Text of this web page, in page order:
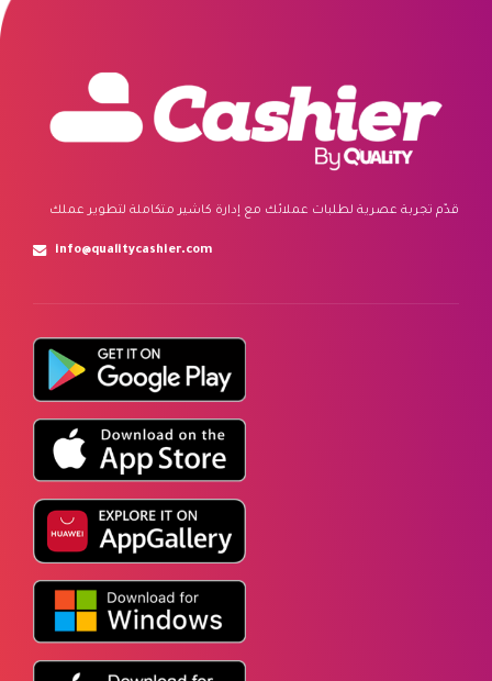
قدّم تجربة عصرية لطلبات عملائك مع إدارة كاشير متكاملة لتطوير عملك
info@qualitycashier.com